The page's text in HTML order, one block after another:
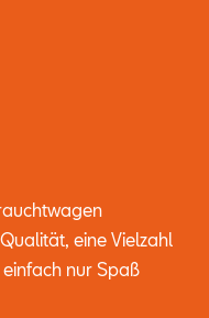
eine Vielzahl
nur Spaß